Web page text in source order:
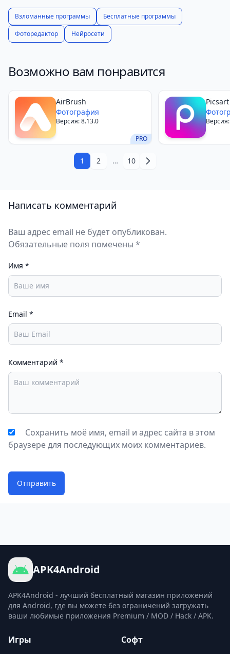
Взломанные программы
Бесплатные программы
Фоторедактор
Нейросети
Возможно вам понравится
PRO
AirBrush
Фотография
Версия: 8.13.0
Picsart
1 2 … 10
Написать комментарий
Ваш адрес email не будет опубликован.
Обязательные поля помечены *
Имя *
Email *
Комментарий *
Сохранить моё имя, email и адрес сайта в этом
браузере для последующих моих комментариев.
Отправить
APK4Android
APK4Android - лучший бесплатный магазин приложений
для Android, где вы можете без ограничений загружать
ваши любимые приложения Premium / MOD / Hack / APK.
Игры Софт